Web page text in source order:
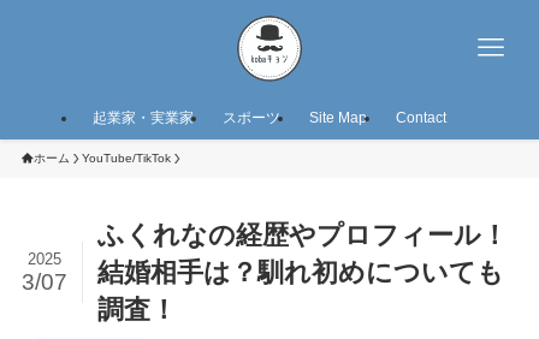
起業家・実業家 スポーツ Site Map Contact
ホーム YouTube/TikTok
ふくれなの経歴やプロフィール！
結婚相手は？馴れ初めについても
調査！
2025
3/07